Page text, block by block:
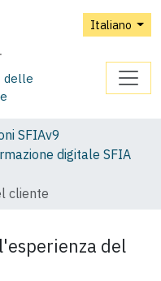
Italiano
delle
SFIAv9
digitale SFIA
cliente
del